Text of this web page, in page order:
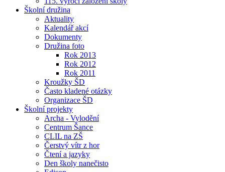
Školní družina
Aktuality
Kalendář akcí
Dokumenty
Družina foto
Rok 2013
Rok 2012
Rok 2011
Kroužky ŠD
Často kladené otázky
Organizace ŠD
Školní projekty
Archa - Vylodění
Centrum Šance
CLIL na ZŠ
Čerstvý vítr z hor
Čtení a jazyky
Den školy nanečisto